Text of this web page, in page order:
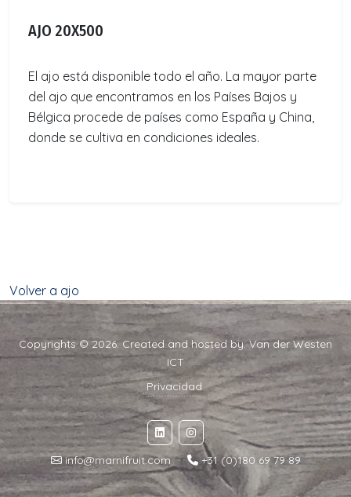
AJO 20X500
El ajo está disponible todo el año. La mayor parte
del ajo que encontramos en los Países Bajos y
Bélgica procede de países como España y China,
donde se cultiva en condiciones ideales.
Volver a ajo
Copyrights © 2026. Created and hosted by:Van der Westen
ICT
Privacidad
info@marnifruit.com · +31 (0)180 69 79 89